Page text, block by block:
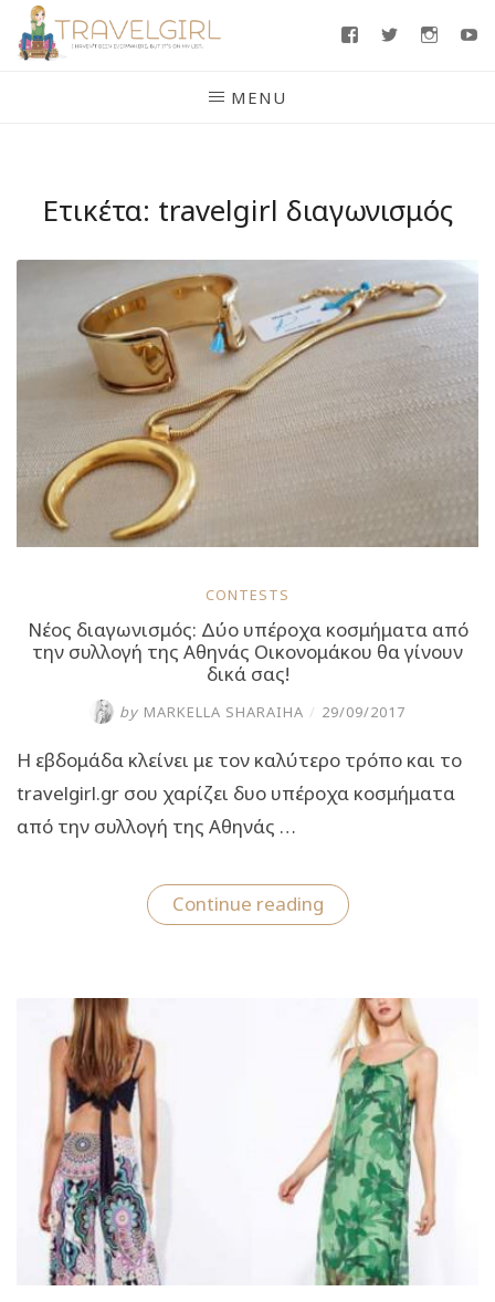
Skip
FacebookTwitter
MENU
Ετικέτα: travelgirl διαγωνισμός
CONTESTS
Νέος διαγωνισμός: Δύο υπέροχα κοσμήματα από
την συλλογή της Αθηνάς Οικονομάκου θα γίνουν
δικά σας!
by MARKELLA SHARAIHA / 29/09/2017
Η εβδομάδα κλείνει με τον καλύτερο τρόπο και το
travelgirl.gr σου χαρίζει δυο υπέροχα κοσμήματα
από την συλλογή της Αθηνάς …
Continue reading“Νέος
διαγωνισμός:
από
την
συλλογή
της
Αθηνάς
Οικονομάκου
θα
γίνουν
δικά
σας!”